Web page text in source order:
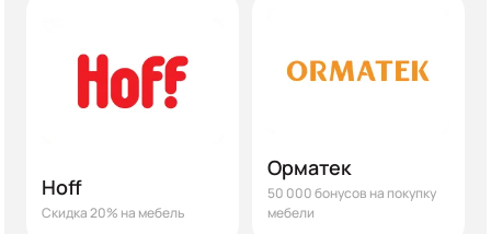
Hoff
Скидка 20% на мебель
Орматек
50 000 бонусов на покупку
мебели